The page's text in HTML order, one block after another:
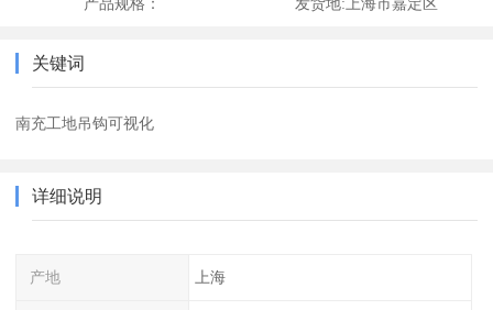
产品规格： 发货地:上海市嘉定区
关键词
南充工地吊钩可视化
详细说明
产地 上海